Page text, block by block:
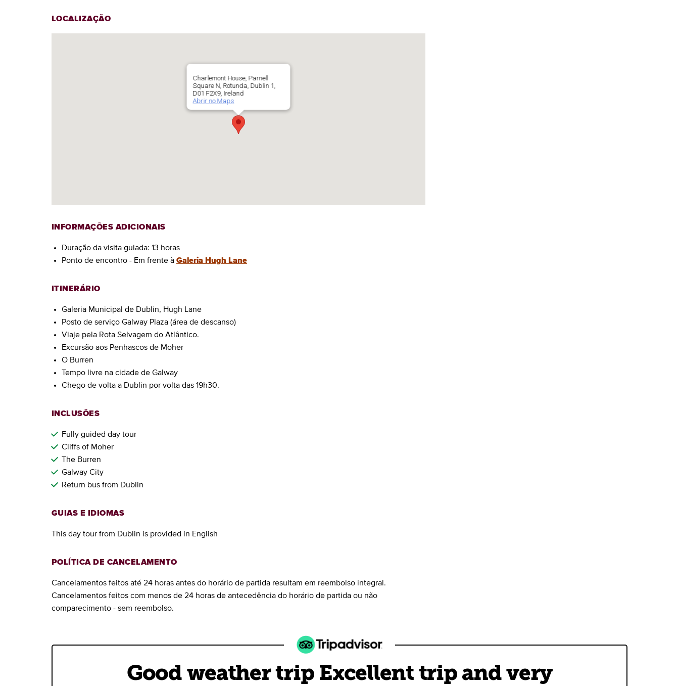
LOCALIZAÇÃO
Charlemont House, Parnell
Square N, Rotunda, Dublin 1,
D01 F2X9, Ireland
Abrir no Maps
INFORMAÇÕES ADICIONAIS
Duração da visita guiada: 13 horas
Ponto de encontro - Em frente à Galeria Hugh Lane
ITINERÁRIO
Galeria Municipal de Dublin, Hugh Lane
Posto de serviço Galway Plaza (área de descanso)
Viaje pela Rota Selvagem do Atlântico.
Excursão aos Penhascos de Moher
O Burren
Tempo livre na cidade de Galway
Chego de volta a Dublin por volta das 19h30.
INCLUSÕES
Fully guided day tour
Cliffs of Moher
The Burren
Galway City
Return bus from Dublin
GUIAS E IDIOMAS
This day tour from Dublin is provided in English
POLÍTICA DE CANCELAMENTO
Cancelamentos feitos até 24 horas antes do horário de partida resultam em reembolso integral.
Cancelamentos feitos com menos de 24 horas de antecedência do horário de partida ou não
comparecimento - sem reembolso.
Good weather trip Excellent trip and very